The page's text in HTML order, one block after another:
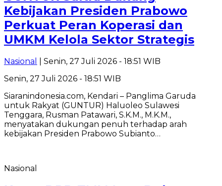
Kebijakan Presiden Prabowo
Perkuat Peran Koperasi dan
UMKM Kelola Sektor Strategis
Nasional
| Senin, 27 Juli 2026 - 18:51 WIB
Senin, 27 Juli 2026 - 18:51 WIB
Siaranindonesia.com, Kendari – Panglima Garuda
untuk Rakyat (GUNTUR) Haluoleo Sulawesi
Tenggara, Rusman Patawari, S.K.M., M.K.M.,
menyatakan dukungan penuh terhadap arah
kebijakan Presiden Prabowo Subianto…
Nasional